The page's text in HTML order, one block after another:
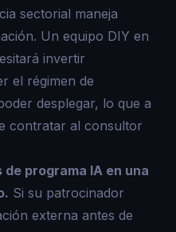
sectorial maneja
Un equipo DIY en
invertir
el régimen de
desplegar, lo que a
contratar al consultor
programa IA en una
Si su patrocinador
externa antes de